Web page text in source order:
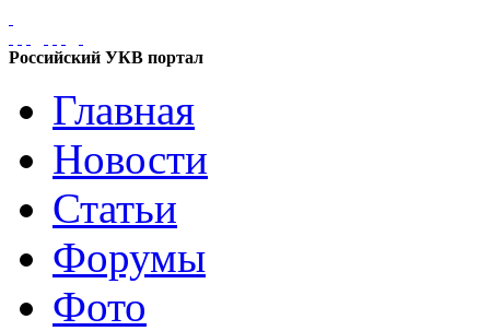
Российский УКВ портал
Главная
Новости
Статьи
Форумы
Фото